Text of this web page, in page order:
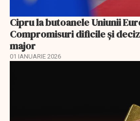
Cipru la butoanele Uniunii
Compromisuri dificile și
major
01 IANUARIE 2026